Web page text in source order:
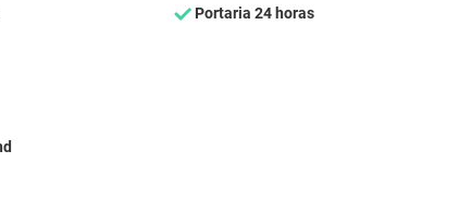
Portaria 24 horas